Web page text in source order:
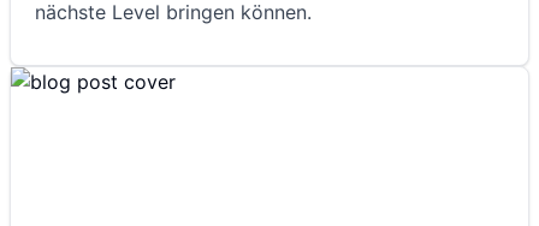
nächste Level bringen können.